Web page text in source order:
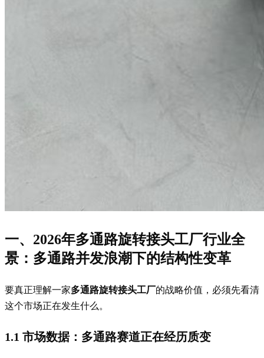
一、2026年多通路旋转接头工厂行业全
景：多通路并发浪潮下的结构性变革
要真正理解一家多通路旋转接头工厂的战略价值，必须先看清
这个市场正在发生什么。
1.1 市场数据：多通路赛道正在经历质变